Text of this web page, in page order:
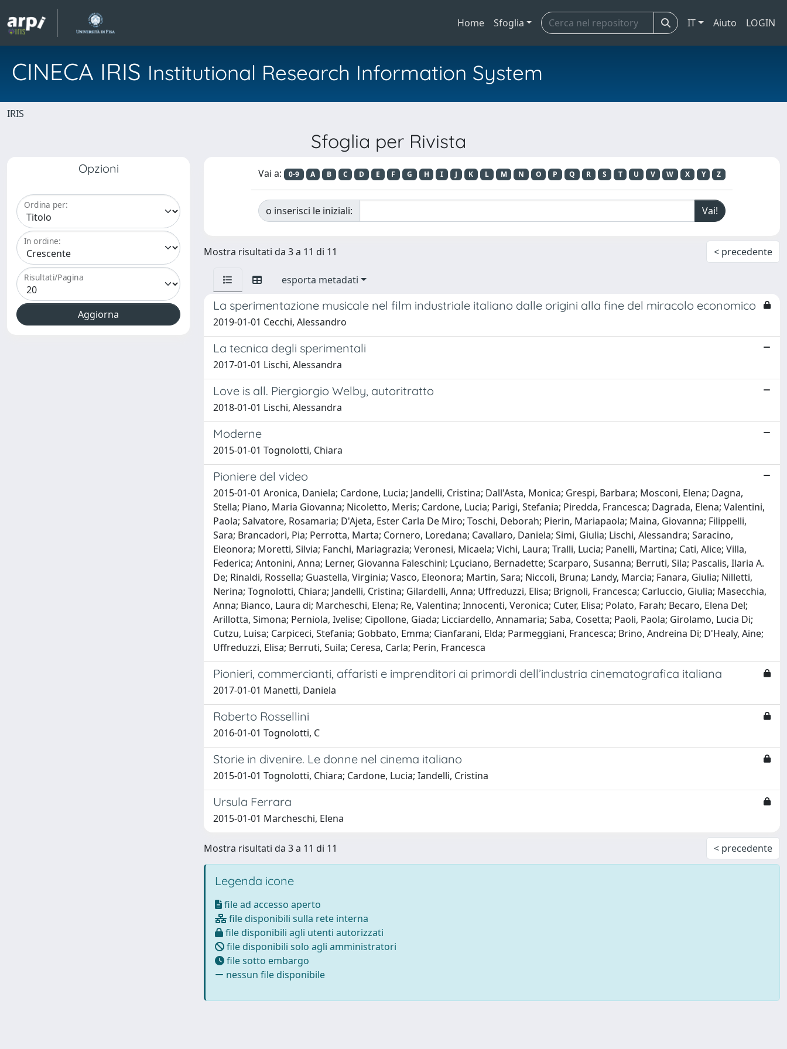
Home Sfoglia IT Aiuto LOGIN
CINECA IRIS Institutional Research Information System
IRIS
Sfoglia per Rivista
Opzioni
Ordina per:
In ordine:
Risultati/Pagina
Vai a: 0-9 A B C D E F G H I J K L M N O P Q R S T U V W X Y Z
o inserisci le iniziali:
Mostra risultati da 3 a 11 di 11 < precedente
esporta metadati
La sperimentazione musicale nel film industriale italiano dalle origini alla fine del miracolo economico
2019-01-01 Cecchi, Alessandro
La tecnica degli sperimentali
2017-01-01 Lischi, Alessandra
Love is all. Piergiorgio Welby, autoritratto
2018-01-01 Lischi, Alessandra
Moderne
2015-01-01 Tognolotti, Chiara
Pioniere del video
2015-01-01 Aronica, Daniela; Cardone, Lucia; Jandelli, Cristina; Dall'Asta, Monica; Grespi, Barbara; Mosconi, Elena; Dagna,
Stella; Piano, Maria Giovanna; Nicoletto, Meris; Cardone, Lucia; Parigi, Stefania; Piredda, Francesca; Dagrada, Elena; Valentini,
Paola; Salvatore, Rosamaria; D'Ajeta, Ester Carla De Miro; Toschi, Deborah; Pierin, Mariapaola; Maina, Giovanna; Filippelli,
Sara; Brancadori, Pia; Perrotta, Marta; Cornero, Loredana; Cavallaro, Daniela; Simi, Giulia; Lischi, Alessandra; Saracino,
Eleonora; Moretti, Silvia; Fanchi, Mariagrazia; Veronesi, Micaela; Vichi, Laura; Tralli, Lucia; Panelli, Martina; Cati, Alice; Villa,
Federica; Antonini, Anna; Lerner, Giovanna Faleschini; Lçuciano, Bernadette; Scarparo, Susanna; Berruti, Sila; Pascalis, Ilaria A.
De; Rinaldi, Rossella; Guastella, Virginia; Vasco, Eleonora; Martin, Sara; Niccoli, Bruna; Landy, Marcia; Fanara, Giulia; Nilletti,
Nerina; Tognolotti, Chiara; Jandelli, Cristina; Gilardelli, Anna; Uffreduzzi, Elisa; Brignoli, Francesca; Carluccio, Giulia; Masecchia,
Anna; Bianco, Laura di; Marcheschi, Elena; Re, Valentina; Innocenti, Veronica; Cuter, Elisa; Polato, Farah; Becaro, Elena Del;
Arillotta, Simona; Perniola, Ivelise; Cipollone, Giada; Licciardello, Annamaria; Saba, Cosetta; Paoli, Paola; Girolamo, Lucia Di;
Cutzu, Luisa; Carpiceci, Stefania; Gobbato, Emma; Cianfarani, Elda; Parmeggiani, Francesca; Brino, Andreina Di; D'Healy, Aine;
Uffreduzzi, Elisa; Berruti, Suila; Ceresa, Carla; Perin, Francesca
Pionieri, commercianti, affaristi e imprenditori ai primordi dell’industria cinematografica italiana
2017-01-01 Manetti, Daniela
Roberto Rossellini
2016-01-01 Tognolotti, C
Storie in divenire. Le donne nel cinema italiano
2015-01-01 Tognolotti, Chiara; Cardone, Lucia; Iandelli, Cristina
Ursula Ferrara
2015-01-01 Marcheschi, Elena
Mostra risultati da 3 a 11 di 11 < precedente
Legenda icone
file ad accesso aperto
file disponibili sulla rete interna
file disponibili agli utenti autorizzati
file disponibili solo agli amministratori
file sotto embargo
nessun file disponibile